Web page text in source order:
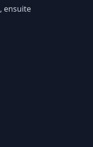
, ensuite